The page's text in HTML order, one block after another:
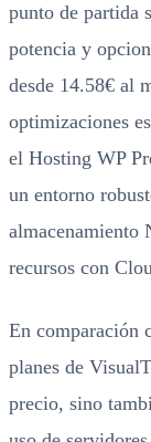
punto de partida
potencia y
desde 14.58€ al
optimizaciones
el Hosting WP
un entorno
almacenamiento
recursos con
En comparación
planes de
precio, sino